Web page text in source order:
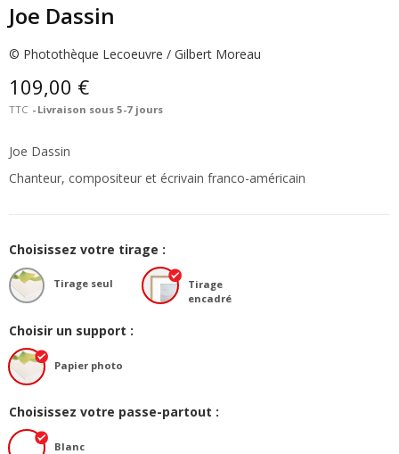
Joe Dassin
© Photothèque Lecoeuvre / Gilbert Moreau
109,00 €
TTC Livraison sous 5-7 jours
Joe Dassin
Chanteur, compositeur et écrivain franco-américain
Choisissez votre tirage :
Tirage seul
Tirage
encadré
Choisir un support :
Papier photo
Choisissez votre passe-partout :
Blanc